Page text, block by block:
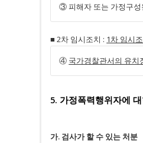
③ 피해자 또는 가정구성
■ 2차 임시조치 : 1차 임시
④ 국가경찰관서의 유치
5. 가정폭력행위자에
가. 검사가 할 수 있는 처분